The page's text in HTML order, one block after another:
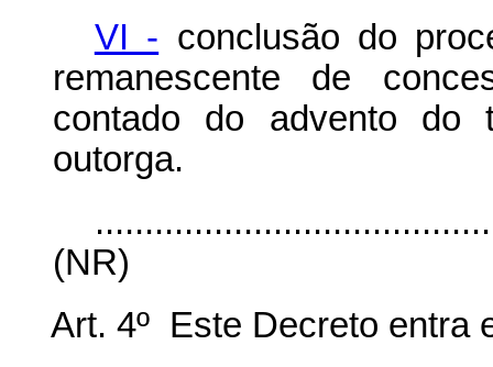
VI - conclusão do
remanescente de
contado do advento do
outorga.
(NR)
Art. 4º Este Decreto entra